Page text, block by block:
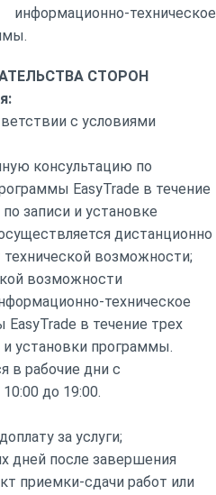
техническое
СТОРОН
с условиями
консультацию по
EasyTrade в течение
записи и установке
дистанционно
технической возможности;
возможности
техническое
в течение трех
установки программы.
в рабочие дни с
до 19:00.
за услуги;
дней после завершения
приемки-сдачи работ или